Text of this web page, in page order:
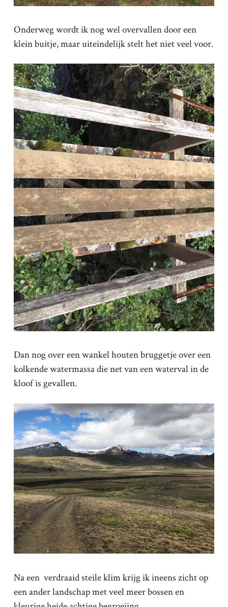
Onderweg wordt ik nog wel overvallen door een
klein buitje, maar uiteindelijk stelt het niet veel voor.
Dan nog over een wankel houten bruggetje over een
kolkende watermassa die net van een waterval in de
kloof is gevallen.
Na een verdraaid steile klim krijg ik ineens zicht op
een ander landschap met veel meer bossen en